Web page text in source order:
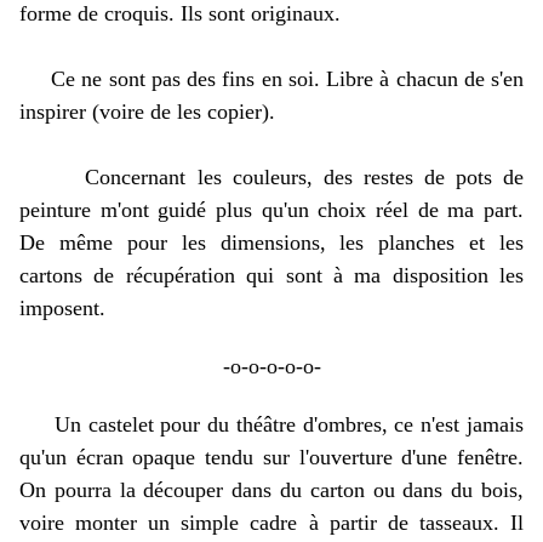
forme de croquis. Ils sont originaux.
Ce ne sont pas des fins en soi. Libre à chacun de s'en
inspirer (voire de les copier).
Concernant les couleurs, des restes de pots de
peinture m'ont guidé plus qu'un choix réel de ma part.
De même pour les dimensions, les planches et les
cartons de récupération qui sont à ma disposition les
imposent.
-o-o-o-o-o-
Un castelet pour du théâtre d'ombres, ce n'est jamais
qu'un écran opaque tendu sur l'ouverture d'une fenêtre.
On pourra la découper dans du carton ou dans du bois,
voire monter un simple cadre à partir de tasseaux. Il